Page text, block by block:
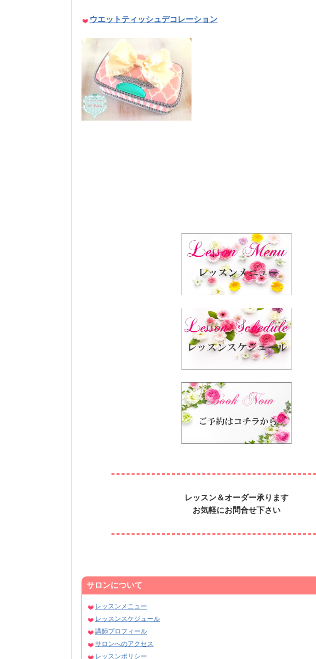
ウエットティッシュデコレーション
レッスン＆オーダー承ります
お気軽にお問合せ下さい
サロンについて
レッスンメニュー
レッスンスケジュール
講師プロフィール
サロンへのアクセス
レッスンポリシー